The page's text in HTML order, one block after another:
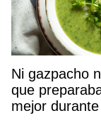
Ni gazpacho
que
mejor